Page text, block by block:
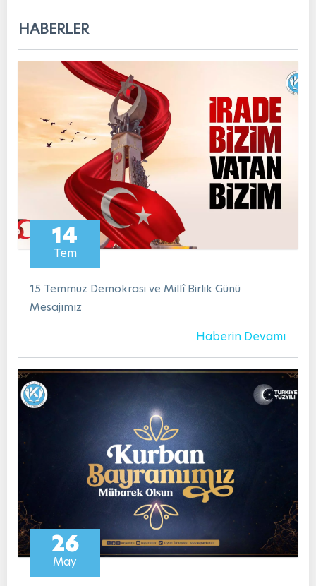
HABERLER
14
Tem
15 Temmuz Demokrasi ve Millî Birlik Günü
Mesajımız
Haberin Devamı
26
May